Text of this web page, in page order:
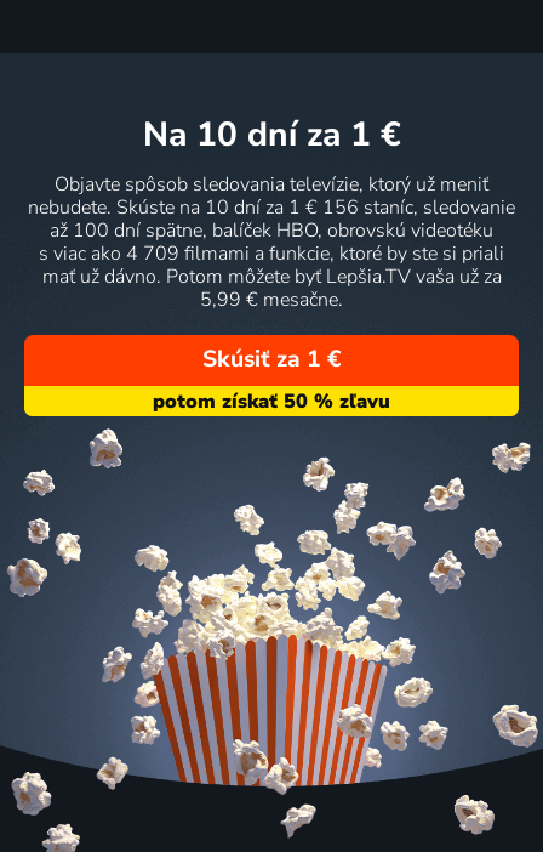
na 10 dní za 1 €
Objavte spôsob sledovania televízie, ktorý už meniť
nebudete. Skúste na 10 dní za 1 € 156 staníc, sledovanie
až 100 dní spätne, balíček HBO, obrovskú videotéku
s viac ako 4 709 filmami a funkcie, ktoré by ste si priali
mať už dávno. Potom môžete byť Lepšia.TV vaša už za
5,99 € mesačne.
Skúsiť za 1 €